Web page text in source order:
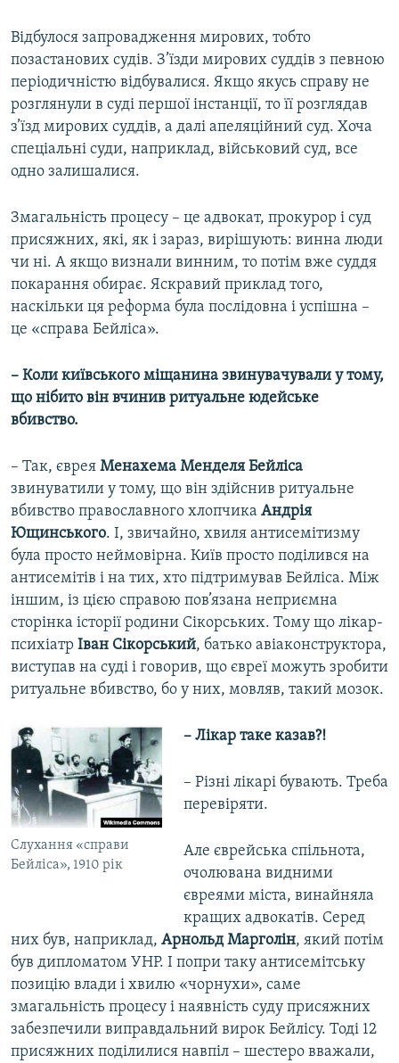
Відбулося запровадження мирових, тобто
позастанових судів. З’їзди мирових суддів з певною
періодичністю відбувалися. Якщо якусь справу не
розглянули в суді першої інстанції, то її розглядав
з’їзд мирових суддів, а далі апеляційний суд. Хоча
спеціальні суди, наприклад, військовий суд, все
одно залишалися.
Змагальність процесу – це адвокат, прокурор і суд
присяжних, які, як і зараз, вирішують: винна люди
чи ні. А якщо визнали винним, то потім вже суддя
покарання обирає. Яскравий приклад того,
наскільки ця реформа була послідовна і успішна –
це «справа Бейліса».
– Коли київського міщанина звинувачували у тому,
що нібито він вчинив ритуальне юдейське
вбивство.
– Так, єврея Менахема Менделя Бейліса
звинуватили у тому, що він здійснив ритуальне
вбивство православного хлопчика Андрія
Ющинського. І, звичайно, хвиля антисемітизму
була просто неймовірна. Київ просто поділився на
антисемітів і на тих, хто підтримував Бейліса. Між
іншим, із цією справою пов’язана неприємна
сторінка історії родини Сікорських. Тому що лікар-
психіатр Іван Сікорський, батько авіаконструктора,
виступав на суді і говорив, що євреї можуть зробити
ритуальне вбивство, бо у них, мовляв, такий мозок.
Слухання «справи
Бейліса», 1910 рік
– Лікар таке казав?!
– Різні лікарі бувають. Треба
перевіряти.
Але єврейська спільнота,
очолювана видними
євреями міста, винайняла
кращих адвокатів. Серед
них був, наприклад, Арнольд Марголін, який потім
був дипломатом УНР. І попри таку антисемітську
позицію влади і хвилю «чорнухи», саме
змагальність процесу і наявність суду присяжних
забезпечили виправдальний вирок Бейлісу. Тоді 12
присяжних поділилися навпіл – шестеро вважали,